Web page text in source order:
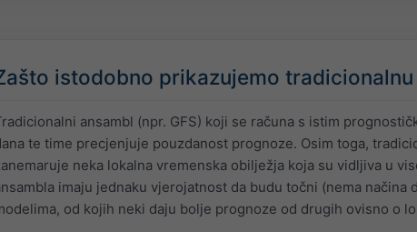
istodobno prikazujemo
ansambl (npr. GFS) koji se računa s istim
te time precjenjuje pouzdanost prognoze. Osim toga,
neka lokalna vremenska obilježja koja su vidljiva u
imaju jednaku vjerojatnost da budu točni (nema
od kojih neki daju bolje prognoze od drugih ovisno o